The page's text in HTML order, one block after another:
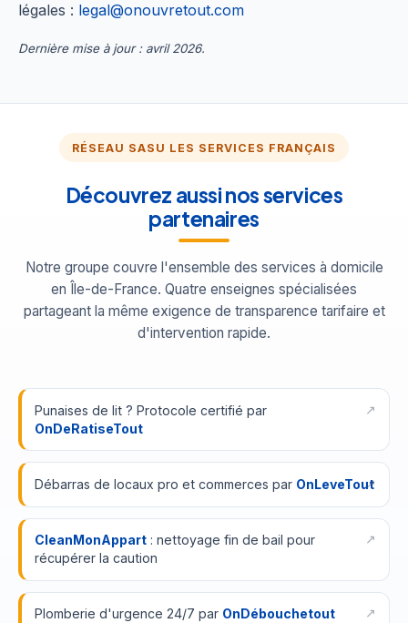
légales : legal@onouvretout.com
Dernière mise à jour : avril 2026.
RÉSEAU SASU LES SERVICES FRANÇAIS
Découvrez aussi nos services
partenaires
Notre groupe couvre l'ensemble des services à domicile
en Île-de-France. Quatre enseignes spécialisées
partageant la même exigence de transparence tarifaire et
d'intervention rapide.
Punaises de lit ? Protocole certifié par
OnDeRatiseTout
Débarras de locaux pro et commerces par OnLeveTout
CleanMonAppart: nettoyage fin de bail pour
récupérer la caution
Plomberie d'urgence 24/7 par OnDébouchetout